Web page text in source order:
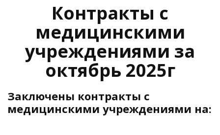
Контракты c
медицинскими
учреждениями за
октябрь 2025г
Заключены контракты c
медицинскими учреждениями на: